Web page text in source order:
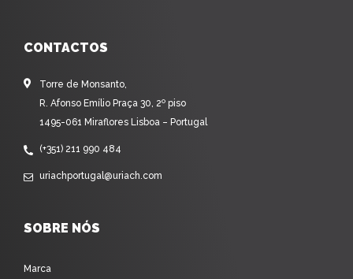
CONTACTOS
Torre de Monsanto,
R. Afonso Emílio Praça 30, 2º piso
1495-061 Miraflores Lisboa – Portugal
(+351) 211 990 484
uriachportugal@uriach.com
SOBRE NÓS
Marca